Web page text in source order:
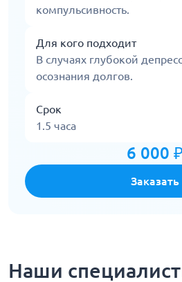
компульсивность.
Для кого подходит
В случаях глубокой
осознания долгов.
Срок
1.5 часа
6 000 ₽
Заказать
Наши